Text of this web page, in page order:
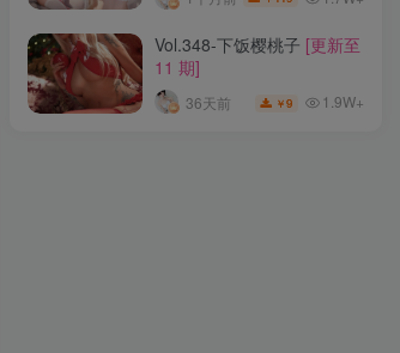
Vol.348-下饭樱桃子 [更新至
11 期]
36天前 ￥9 1.9W+